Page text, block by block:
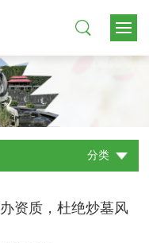
分类
资质，杜绝炒墓风